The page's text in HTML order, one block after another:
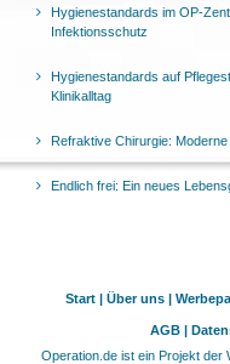
Hygienestandards im OP-
Infektionsschutz
Hygienestandards auf
Klinikalltag
Refraktive Chirurgie:
Endlich frei: Ein neues
Start | Über uns |
AGB |
Operation.de ist ein Projekt der